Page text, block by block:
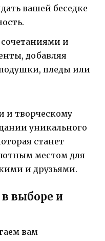
вашей беседке
и
добавляя
пледы или
и творческому
уникального
станет
местом для
и друзьями.
в выборе и
вам